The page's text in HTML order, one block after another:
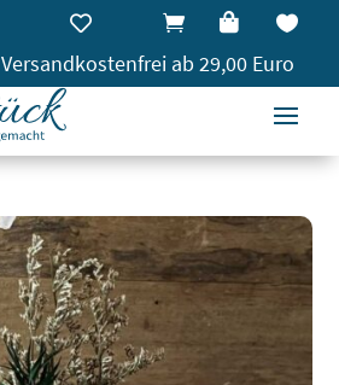




Versandkostenfrei ab 29,00 Euro